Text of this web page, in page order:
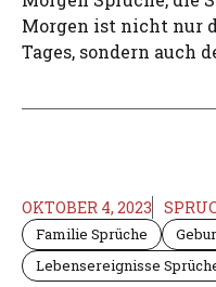
Morgen ist nicht nur
Tages, sondern auch
OKTOBER 4, 2023
Familie Sprüche
Lebensereignisse